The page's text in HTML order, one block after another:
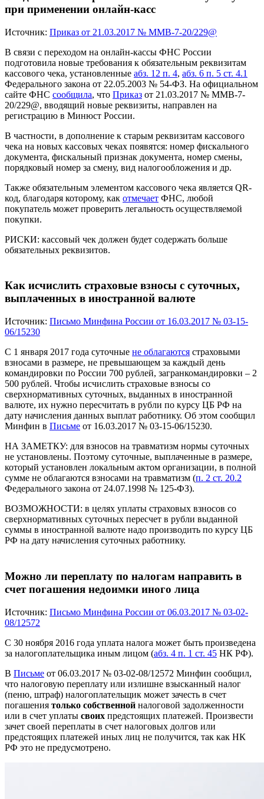
при применении онлайн-касс
Источник: Приказ от 21.03.2017 № ММВ-7-20/229@
В связи с переходом на онлайн-кассы ФНС России
подготовила новые требования к обязательным реквизитам
кассового чека, установленные абз. 12 п. 4, абз. 6 п. 5 ст. 4.1
Федерального закона от 22.05.2003 № 54-ФЗ. На официальном
сайте ФНС сообщила, что Приказ от 21.03.2017 № ММВ-7-
20/229@, вводящий новые реквизиты, направлен на
регистрацию в Минюст России.
В частности, в дополнение к старым реквизитам кассового
чека на новых кассовых чеках появятся: номер фискального
документа, фискальный признак документа, номер смены,
порядковый номер за смену, вид налогообложения и др.
Также обязательным элементом кассового чека является QR-
код, благодаря которому, как отмечает ФНС, любой
покупатель может проверить легальность осуществляемой
покупки.
РИСКИ: кассовый чек должен будет содержать больше
обязательных реквизитов.
Как исчислить страховые взносы с суточных,
выплаченных в иностранной валюте
Источник: Письмо Минфина России от 16.03.2017 № 03-15-
06/15230
С 1 января 2017 года суточные не облагаются страховыми
взносами в размере, не превышающем за каждый день
командировки по России 700 рублей, загранкомандировки – 2
500 рублей. Чтобы исчислить страховые взносы со
сверхнормативных суточных, выданных в иностранной
валюте, их нужно пересчитать в рубли по курсу ЦБ РФ на
дату начисления данных выплат работнику. Об этом сообщил
Минфин в Письме от 16.03.2017 № 03-15-06/15230.
НА ЗАМЕТКУ: для взносов на травматизм нормы суточных
не установлены. Поэтому суточные, выплаченные в размере,
который установлен локальным актом организации, в полной
сумме не облагаются взносами на травматизм (п. 2 ст. 20.2
Федерального закона от 24.07.1998 № 125-ФЗ).
ВОЗМОЖНОСТИ: в целях уплаты страховых взносов со
сверхнормативных суточных пересчет в рубли выданной
суммы в иностранной валюте надо производить по курсу ЦБ
РФ на дату начисления суточных работнику.
Можно ли переплату по налогам направить в
счет погашения недоимки иного лица
Источник: Письмо Минфина России от 06.03.2017 № 03-02-
08/12572
С 30 ноября 2016 года уплата налога может быть произведена
за налогоплательщика иным лицом (абз. 4 п. 1 ст. 45 НК РФ).
В Письме от 06.03.2017 № 03-02-08/12572 Минфин сообщил,
что налоговую переплату или излишне взысканный налог
(пеню, штраф) налогоплательщик может зачесть в счет
погашения только собственной налоговой задолженности
или в счет уплаты своих предстоящих платежей. Произвести
зачет своей переплаты в счет налоговых долгов или
предстоящих платежей иных лиц не получится, так как НК
РФ это не предусмотрено.